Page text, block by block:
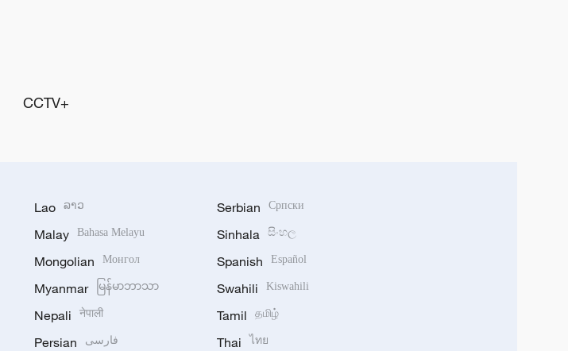
CCTV+
Lao ລາວ
Malay Bahasa Melayu
Mongolian Монгол
Myanmar မြန်မာဘာသာ
Nepali नेपाली
Persian فارسی
Serbian Српски
Sinhala සිංහල
Spanish Español
Swahili Kiswahili
Tamil தமிழ்
Thai ไทย